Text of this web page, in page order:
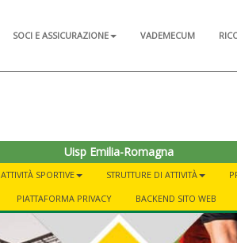
SOCI E ASSICURAZIONE VADEMECUM
Uisp Emilia-Romagna
ATTIVITÀ SPORTIVE STRUTTURE DI ATTIVITÀ
PIATTAFORMA PRIVACY BACKEND SITO WEB